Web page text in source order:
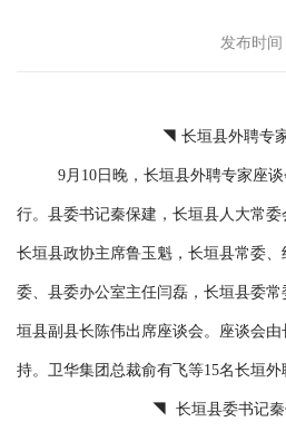
发布时
◥ 长垣县外聘专
9月10日晚，长垣县外聘专家座
行。县委书记秦保建，长垣县人大常委
长垣县政协主席鲁玉魁，长垣县常委
委、县委办公室主任闫磊，长垣县委
垣县副县长陈伟出席座谈会。座谈会
持。卫华集团总裁俞有飞等15名长垣外
◥ 长垣县委书记秦